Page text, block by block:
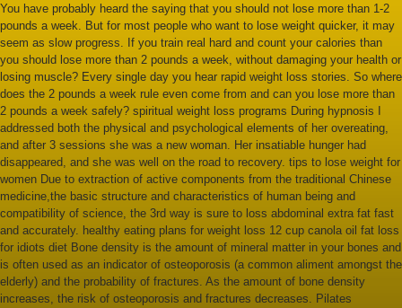
You have probably heard the saying that you should not lose more than 1-2
pounds a week. But for most people who want to lose weight quicker, it may
seem as slow progress. If you train real hard and count your calories than
you should lose more than 2 pounds a week, without damaging your health or
losing muscle? Every single day you hear rapid weight loss stories. So where
does the 2 pounds a week rule even come from and can you lose more than
2 pounds a week safely? spiritual weight loss programs During hypnosis I
addressed both the physical and psychological elements of her overeating,
and after 3 sessions she was a new woman. Her insatiable hunger had
disappeared, and she was well on the road to recovery. tips to lose weight for
women Due to extraction of active components from the traditional Chinese
medicine,the basic structure and characteristics of human being and
compatibility of science, the 3rd way is sure to loss abdominal extra fat fast
and accurately. healthy eating plans for weight loss 12 cup canola oil fat loss
for idiots diet Bone density is the amount of mineral matter in your bones and
is often used as an indicator of osteoporosis (a common aliment amongst the
elderly) and the probability of fractures. As the amount of bone density
increases, the risk of osteoporosis and fractures decreases. Pilates